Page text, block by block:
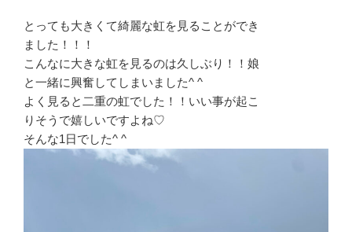
とっても大きくて綺麗な虹を見ることができ
ました！！！
こんなに大きな虹を見るのは久しぶり！！娘
と一緒に興奮してしまいました^ ^
よく見ると二重の虹でした！！いい事が起こ
りそうで嬉しいですよね♡
そんな1日でした^ ^